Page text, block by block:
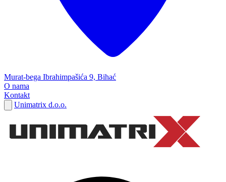
Murat-bega Ibrahimpašića 9, Bihać
O nama
Kontakt
Unimatrix d.o.o.